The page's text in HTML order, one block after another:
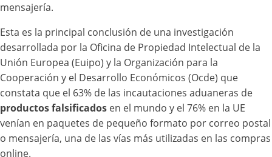
mensajería.
Esta es la principal conclusión de una investigación
desarrollada por la Oficina de Propiedad Intelectual de la
Unión Europea (Euipo) y la Organización para la
Cooperación y el Desarrollo Económicos (Ocde) que
constata que el 63% de las incautaciones aduaneras de
productos falsificados en el mundo y el 76% en la UE
venían en paquetes de pequeño formato por correo postal
o mensajería, una de las vías más utilizadas en las compras
online.